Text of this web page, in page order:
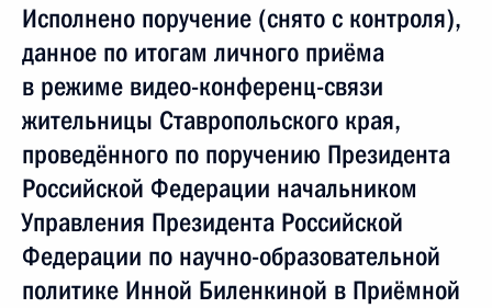
Исполнено поручение (снято с контроля),
данное по итогам личного приёма
в режиме видео-конференц-связи
жительницы Ставропольского края,
проведённого по поручению Президента
Российской Федерации начальником
Управления Президента Российской
Федерации по научно-образовательной
политике Инной Биленкиной в Приёмной